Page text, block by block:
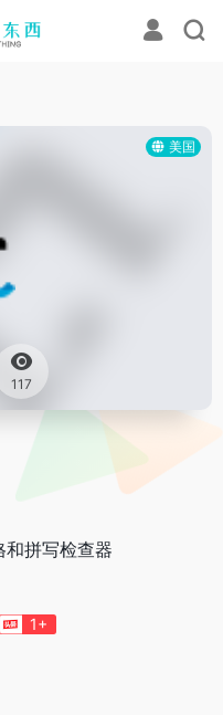
美国
117
拼写检查器
1+